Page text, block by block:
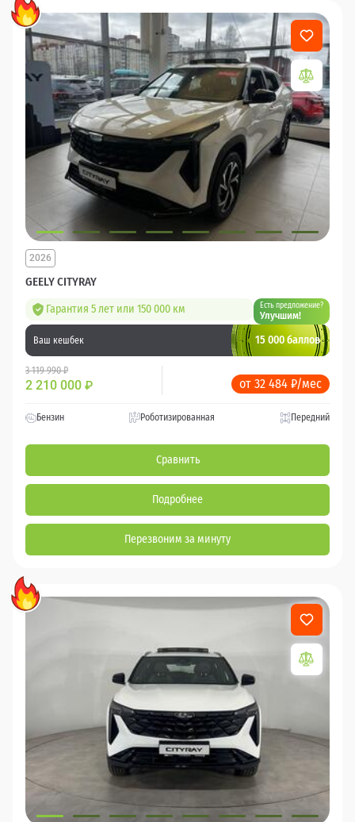
GEELY CITYRAY
2026
Гарантия 5 лет или 150 000 км Есть предложение?
Улучшим!
Ваш кешбек 15 000 баллов
3 119 990 ₽
2 210 000 ₽ от 32 484 ₽/мес
Бензин Роботизированная Передний
Сравнить
Подробнее
Перезвоним за минуту